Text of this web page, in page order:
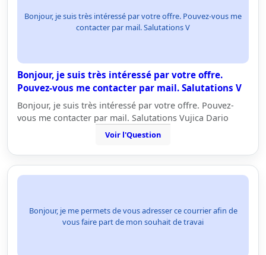
Bonjour, je suis très intéressé par votre offre. Pouvez-vous me
contacter par mail. Salutations V
Bonjour, je suis très intéressé par votre offre.
Pouvez-vous me contacter par mail. Salutations V
Bonjour, je suis très intéressé par votre offre. Pouvez-
vous me contacter par mail. Salutations Vujica Dario
Voir l'Question
Bonjour, je me permets de vous adresser ce courrier afin de
vous faire part de mon souhait de travai